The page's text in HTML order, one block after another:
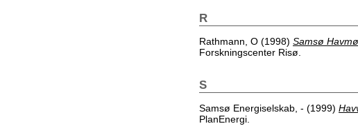
R
Rathmann, O (1998) Samsø
Forskningscenter Risø.
S
Samsø Energiselskab, - (1999)
PlanEnergi.